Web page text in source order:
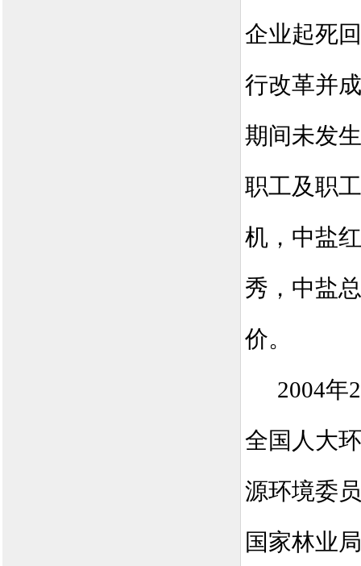
企业起死
行改革并
期间未发
职工及职
机，中盐
秀，中盐
价。
2004年2
全国人大
源环境委
国家林业